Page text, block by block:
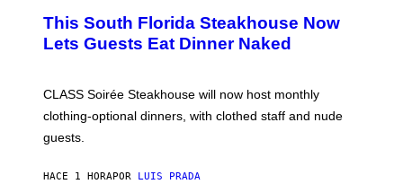
A
T
T
A
4
This South Florida Steakhouse Now
Lets Guests Eat Dinner Naked
CLASS Soirée Steakhouse will now host monthly
clothing-optional dinners, with clothed staff and nude
guests.
HACE 1 HORAPOR LUIS PRADA